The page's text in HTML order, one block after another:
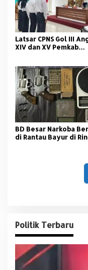
Latsar CPNS Gol III
XIV dan XV Pemkab
BD Besar Narkoba
di Rantau Bayur di
Politik Terbaru